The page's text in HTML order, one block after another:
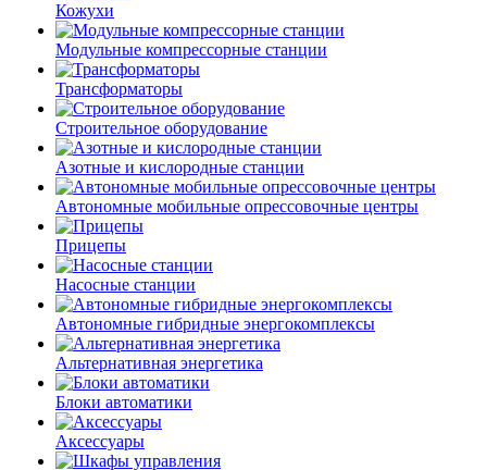
Кожухи
Модульные компрессорные станции
Трансформаторы
Строительное оборудование
Азотные и кислородные станции
Автономные мобильные опрессовочные центры
Прицепы
Насосные станции
Автономные гибридные энергокомплексы
Альтернативная энергетика
Блоки автоматики
Аксессуары